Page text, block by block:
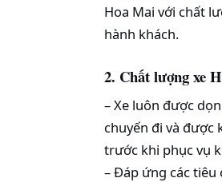
Hoa Mai với chất
hành khách.
2. Chất lượngxe
– Xe luôn được
chuyến đi và
trước khi phục vụ
– Đáp ứng các tiêu